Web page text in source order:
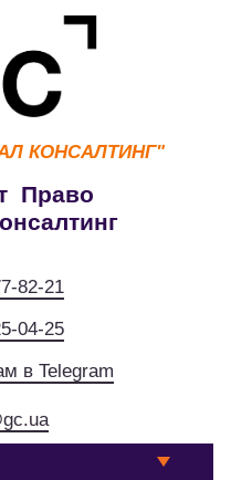
КОНСАЛТИНГ"
Право
82-21
04-25
в Telegram